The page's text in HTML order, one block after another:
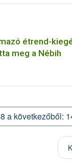
étrend-
meg a Nébih
a következőből: